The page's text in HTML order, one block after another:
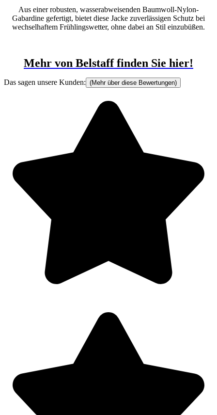
Aus einer robusten, wasserabweisenden Baumwoll-Nylon-
Gabardine gefertigt, bietet diese Jacke zuverlässigen Schutz bei
wechselhaftem Frühlingswetter, ohne dabei an Stil einzubüßen.
Mehr von Belstaff finden Sie hier!
Das sagen unsere Kunden: (Mehr über diese Bewertungen)